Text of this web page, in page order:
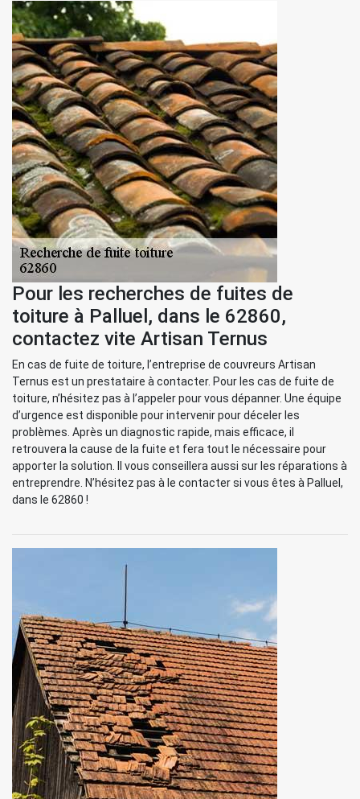
Pour les recherches de fuites de
toiture à Palluel, dans le 62860,
contactez vite Artisan Ternus
En cas de fuite de toiture, l’entreprise de couvreurs Artisan
Ternus est un prestataire à contacter. Pour les cas de fuite de
toiture, n’hésitez pas à l’appeler pour vous dépanner. Une équipe
d’urgence est disponible pour intervenir pour déceler les
problèmes. Après un diagnostic rapide, mais efficace, il
retrouvera la cause de la fuite et fera tout le nécessaire pour
apporter la solution. Il vous conseillera aussi sur les réparations à
entreprendre. N’hésitez pas à le contacter si vous êtes à Palluel,
dans le 62860 !